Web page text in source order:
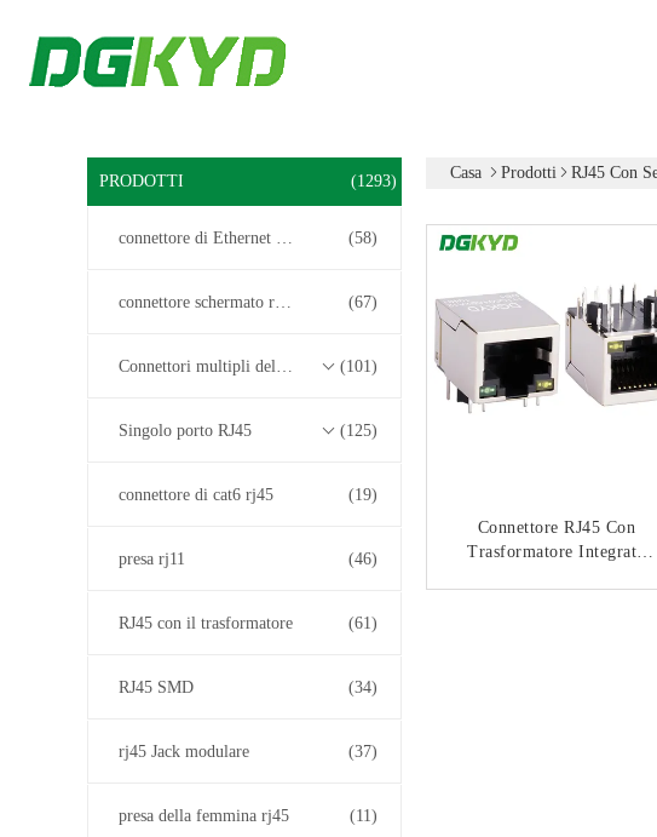
PRODOTTI (1293)
connettore di Ethernet rj45 (58)
connettore schermato rj45 (67)
Connettori multipli del porto RJ45 (101)
Singolo porto RJ45 (125)
connettore di cat6 rj45 (19)
presa rj11 (46)
RJ45 con il trasformatore (61)
RJ45 SMD (34)
rj45 Jack modulare (37)
presa della femmina rj45 (11)
Casa Prodotti RJ45 Con
Connettore RJ45 Con
Trasformatore Integrato